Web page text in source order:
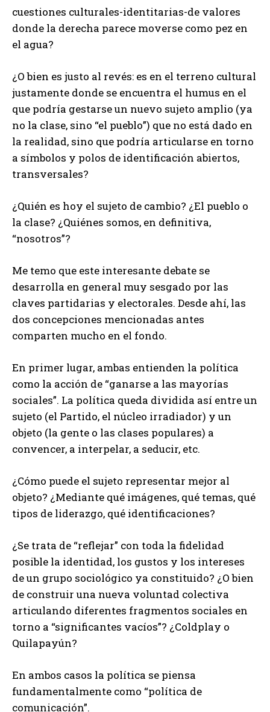
cuestiones culturales-identitarias-de valores
donde la derecha parece moverse como pez en
el agua?
¿O bien es justo al revés: es en el terreno cultural
justamente donde se encuentra el humus en el
que podría gestarse un nuevo sujeto amplio (ya
no la clase, sino “el pueblo”) que no está dado en
la realidad, sino que podría articularse en torno
a símbolos y polos de identificación abiertos,
transversales?
¿Quién es hoy el sujeto de cambio? ¿El pueblo o
la clase? ¿Quiénes somos, en definitiva,
“nosotros”?
Me temo que este interesante debate se
desarrolla en general muy sesgado por las
claves partidarias y electorales. Desde ahí, las
dos concepciones mencionadas antes
comparten mucho en el fondo.
En primer lugar, ambas entienden la política
como la acción de “ganarse a las mayorías
sociales”. La política queda dividida así entre un
sujeto (el Partido, el núcleo irradiador) y un
objeto (la gente o las clases populares) a
convencer, a interpelar, a seducir, etc.
¿Cómo puede el sujeto representar mejor al
objeto? ¿Mediante qué imágenes, qué temas, qué
tipos de liderazgo, qué identificaciones?
¿Se trata de “reflejar” con toda la fidelidad
posible la identidad, los gustos y los intereses
de un grupo sociológico ya constituido? ¿O bien
de construir una nueva voluntad colectiva
articulando diferentes fragmentos sociales en
torno a “significantes vacíos”? ¿Coldplay o
Quilapayún?
En ambos casos la política se piensa
fundamentalmente como “política de
comunicación”.